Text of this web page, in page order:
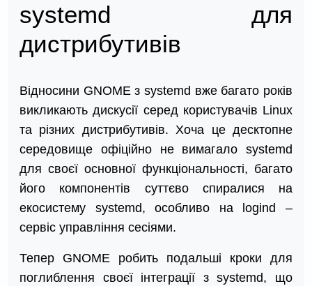
systemd для
дистрибутивів
Відносини GNOME з systemd вже багато років
викликають дискусії серед користувачів Linux
та різних дистрибутивів. Хоча це десктопне
середовище офіційно не вимагало systemd
для своєї основної функціональності, багато
його компонентів суттєво спиралися на
екосистему systemd, особливо на logind –
сервіс управління сесіями.
Тепер GNOME робить подальші кроки для
поглиблення своєї інтеграції з systemd, що